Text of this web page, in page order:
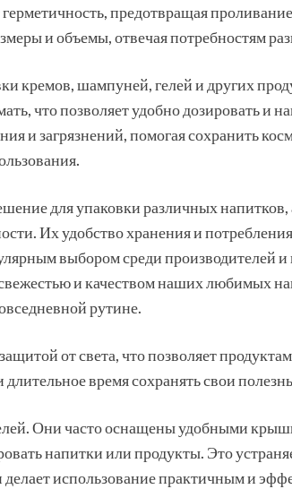
предотвращая
и объемы, отвечая потребностям
кремов, шампуней, гелей и других
что позволяет удобно дозировать и
и загрязнений, помогая сохранить
для упаковки различных напитков,
Их удобство хранения и
выбором среди производителей и
и качеством наших любимых
рутине.
от света, что позволяет
время сохранять свои
Они часто оснащены удобными
напитки или продукты. Это
использование практичным и